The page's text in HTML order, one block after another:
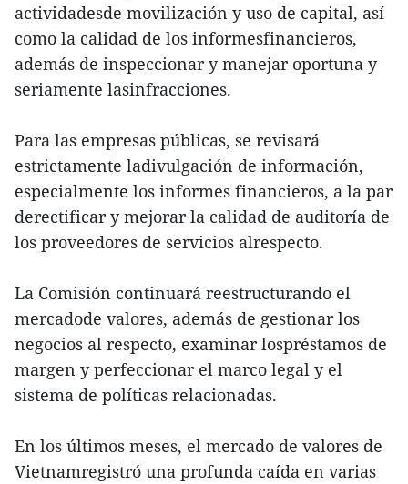
actividadesde movilización y uso de capital, así
como la calidad de los informesfinancieros,
además de inspeccionar y manejar oportuna y
seriamente lasinfracciones.
Para las empresas públicas, se revisará
estrictamente ladivulgación de información,
especialmente los informes financieros, a la par
derectificar y mejorar la calidad de auditoría de
los proveedores de servicios alrespecto.
La Comisión continuará reestructurando el
mercadode valores, además de gestionar los
negocios al respecto, examinar lospréstamos de
margen y perfeccionar el marco legal y el
sistema de políticas relacionadas.
En los últimos meses, el mercado de valores de
Vietnamregistró una profunda caída en varias